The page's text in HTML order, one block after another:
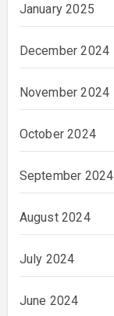
January 2025
December 2024
November 2024
October 2024
September 2024
August 2024
July 2024
June 2024